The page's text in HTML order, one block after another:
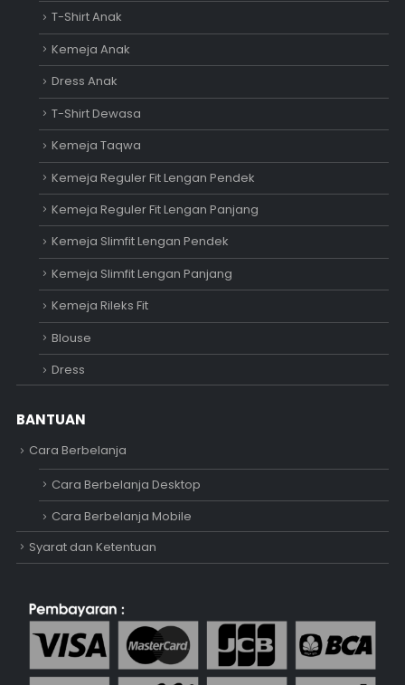
T-Shirt Anak
Kemeja Anak
Dress Anak
T-Shirt Dewasa
Kemeja Taqwa
Kemeja Reguler Fit Lengan Pendek
Kemeja Reguler Fit Lengan Panjang
Kemeja Slimfit Lengan Pendek
Kemeja Slimfit Lengan Panjang
Kemeja Rileks Fit
Blouse
Dress
BANTUAN
Cara Berbelanja
Cara Berbelanja Desktop
Cara Berbelanja Mobile
Syarat dan Ketentuan